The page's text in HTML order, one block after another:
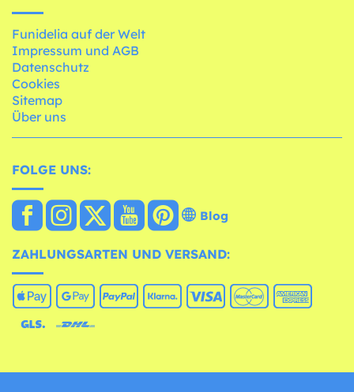
Funidelia auf der Welt
Impressum und AGB
Datenschutz
Cookies
Sitemap
Über uns
FOLGE UNS:
Blog
ZAHLUNGSARTEN UND VERSAND: